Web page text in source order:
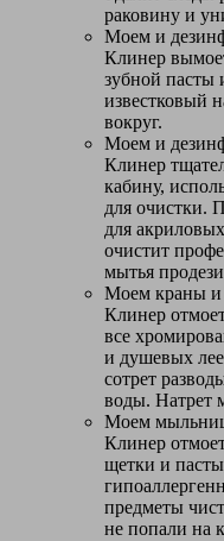
раковину и
Моем и
Клинер
зубной пасты
известковый
вокруг.
Моем и
Клинер
кабину,
для очистки.
для
очистит
мытья
Моем краны и
Клинер
все
и душевых
сотрет
воды. Натрет
Моем
Клинер
щетки и
предметы
не попали на